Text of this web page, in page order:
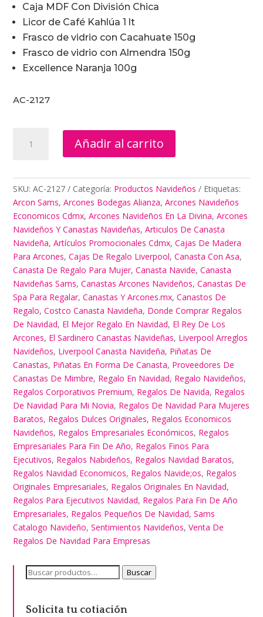
Caja MDF Con División Chica
Licor de Café Kahlúa 1 lt
Frasco de vidrio con Cacahuate 150g
Frasco de vidrio con Almendra 150g
Excellence Naranja 100g
AC-2127
Arreglos
Añadir al carrito
SKU:AC-2127 Categoría: Productos Navideños
Etiquetas:
Arcon Sams,Arcones Bodegas Alianza,Arcones Navideños
Economicos Cdmx,Arcones Navideños En La Divina,Arcones
Navideños Y Canastas Navideñas,Articulos De Canasta
Navideña,Artículos Promocionales Cdmx,Cajas De Madera
Para Arcones,Cajas De Regalo Liverpool,Canasta Con Asa,
Canasta De Regalo Para Mujer,Canasta Navide,Canasta
Navideñas Sams,Canastas Arcones Navideños,Canastas De
Spa Para Regalar,Canastas Y Arcones.mx,Canastos De
Regalo,Costco Canasta Navideña, Donde Comprar Regalos
De Navidad, El Mejor Regalo En Navidad, El Rey De Los
Arcones, El Sardinero Canastas Navideñas, Liverpool Arreglos
Navideños, Liverpool Canasta Navideña, Piñatas De
Canastas, Piñatas En Forma De Canasta, Proveedores De
Canastas De Mimbre, Regalo En Navidad, Regalo Navideños,
Regalos Corporativos Premium, Regalos De Navida, Regalos
De Navidad Para Mi Novia, Regalos De Navidad Para Mujeres
Baratos, Regalos Dulces Originales, Regalos Economicos
Navideños, Regalos Empresariales Económicos, Regalos
Empresariales Para Fin De Año, Regalos Finos Para
Ejecutivos, Regalos Nabideños, Regalos Navidad Baratos,
Regalos Navidad Economicos, Regalos Navide;os, Regalos
Originales Empresariales, Regalos Originales En Navidad,
Regalos Para Ejecutivos Navidad, Regalos Para Fin De Año
Empresariales, Regalos Pequeños De Navidad,Sams
Catalogo Navideño,Sentimientos Navideños,Venta De
Regalos De Navidad Para Empresas
Buscar
Buscar
Solicita tu cotiación